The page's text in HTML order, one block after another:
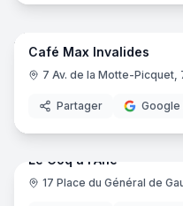
Café Max Invalides
7 Av. de la Motte-Picquet,
Partager Google
Le Coq à l'Ane
17 Place du Général de